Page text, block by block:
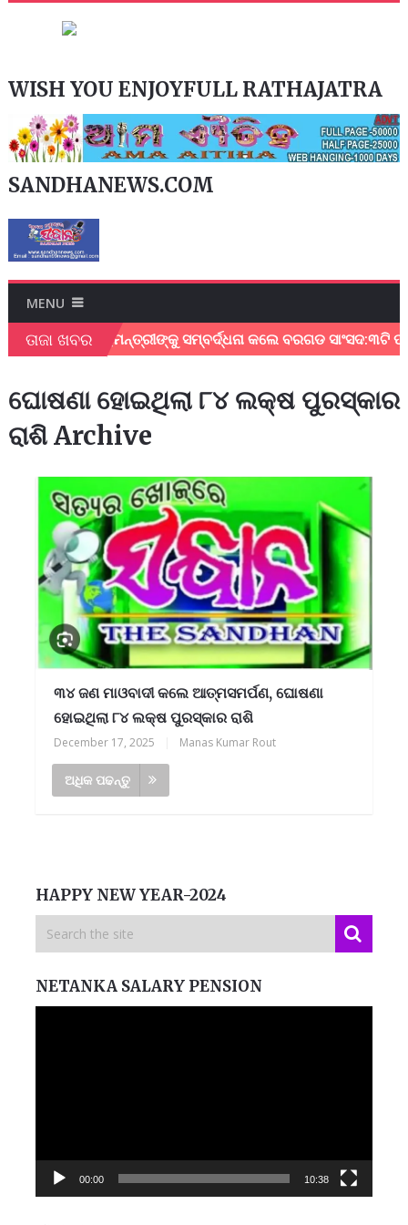
WISH YOU ENJOYFULL RATHAJATRA
SANDHANEWS.COM
MENU
ତାଜା ଖବର
ମୁଖ୍ୟମନ୍ତ୍ରୀଙ୍କୁ ସମ୍ବର୍ଦ୍ଧନା କଲେ ବରଗଡ ସାଂସଦ:୩ଟି
ଘୋଷଣା ହୋଇଥିଲା ୮୪ ଲକ୍ଷ ପୁରସ୍କାର
ରାଶି Archive
୩୪ ଜଣ ମାଓବାଦୀ କଲେ ଆତ୍ମସମର୍ପଣ, ଘୋଷଣା
ହୋଇଥିଲା ୮୪ ଲକ୍ଷ ପୁରସ୍କାର ରାଶି
December 17, 2025 Manas Kumar Rout
ଅଧିକ ପଢନ୍ତୁ
HAPPY NEW YEAR-2024
NETANKA SALARY PENSION
00:00 10:38